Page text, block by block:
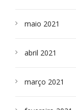
maio 2021
abril 2021
março 2021